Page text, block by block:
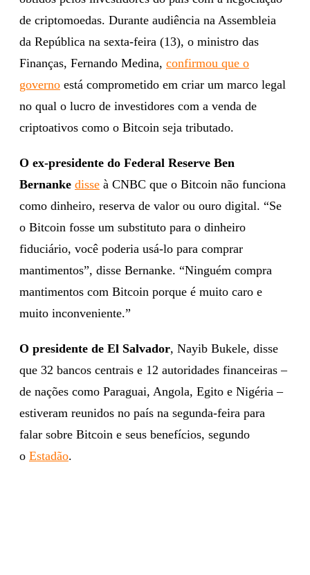
de criptomoedas. Durante audiência na Assembleia
da República na sexta-feira (13), o ministro das
Finanças, Fernando Medina, confirmou que o
governo está comprometido em criar um marco legal
no qual o lucro de investidores com a venda de
criptoativos como o Bitcoin seja tributado.
O ex-presidente do Federal Reserve Ben
Bernanke disse à CNBC que o Bitcoin não funciona
como dinheiro, reserva de valor ou ouro digital. “Se
o Bitcoin fosse um substituto para o dinheiro
fiduciário, você poderia usá-lo para comprar
mantimentos”, disse Bernanke. “Ninguém compra
mantimentos com Bitcoin porque é muito caro e
muito inconveniente.”
O presidente de El Salvador, Nayib Bukele, disse
que 32 bancos centrais e 12 autoridades financeiras –
de nações como Paraguai, Angola, Egito e Nigéria –
estiveram reunidos no país na segunda-feira para
falar sobre Bitcoin e seus benefícios, segundo
o Estadão.